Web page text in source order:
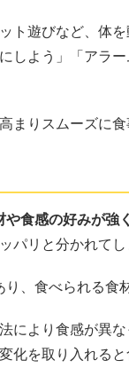
遊びなど、体
しよう」「アラ
まりスムーズに食
食感の好みが強
リと分かれて
、食べられる食
より食感が異
化を取り入れると